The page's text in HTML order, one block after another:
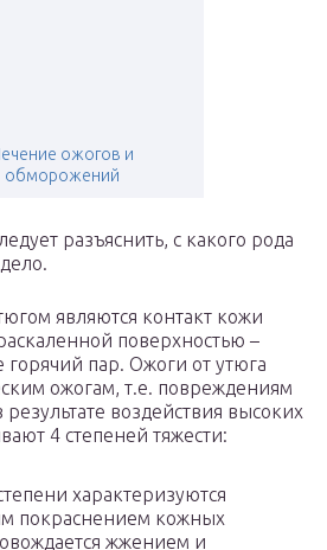
ожогов и
обморожений
разъяснить, с какого рода
являются контакт кожи
поверхностью –
горячий пар. Ожоги от утюга
ожогам, т.е. повреждениям
воздействия высоких
4 степеней тяжести:
характеризуются
покраснением кожных
жжением и